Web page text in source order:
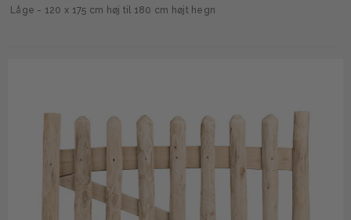
Låge - 120 x 175 cm høj til 180 cm højt hegn